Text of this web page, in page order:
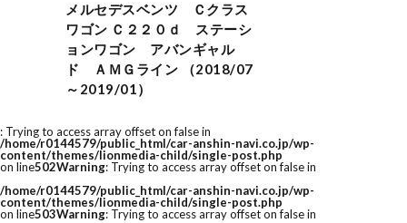
メルセデスベンツ Ｃクラス
ワゴン Ｃ２２０ｄ ステーシ
ョンワゴン アバンギャル
ド ＡＭＧライン （2018/07
～2019/01）
: Trying to access array offset on false in
/home/r0144579/public_html/car-anshin-navi.co.jp/wp-
content/themes/lionmedia-child/single-post.php
on line502Warning: Trying to access array offset on false in
/home/r0144579/public_html/car-anshin-navi.co.jp/wp-
content/themes/lionmedia-child/single-post.php
on line503Warning: Trying to access array offset on false in